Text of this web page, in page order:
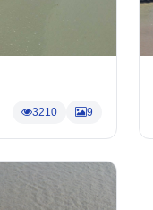
3210 9